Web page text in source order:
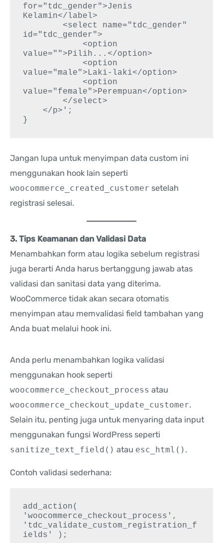
for="tdc_gender">Jenis
Kelamin</label>
id="tdc_gender">
value="">Pilih...</option>
value="male">Laki-laki</option>
value="female">Perempuan</option>
Jangan lupa untuk menyimpan data custom ini
menggunakan hook lain seperti
woocommerce_created_customer setelah
registrasi selesai.
3. Tips Keamanan dan Validasi Data
Menambahkan form atau logika sebelum registrasi
juga berarti Anda harus bertanggung jawab atas
validasi dan sanitasi data yang diterima.
WooCommerce tidak akan secara otomatis
menyimpan atau memvalidasi field tambahan yang
Anda buat melalui hook ini.
Anda perlu menambahkan logika validasi
menggunakan hook seperti
woocommerce_checkout_process atau
woocommerce_checkout_update_customer.
Selain itu, penting juga untuk menyaring data input
menggunakan fungsi WordPress seperti
sanitize_text_field() atau esc_html() .
Contoh validasi sederhana:
add_action(
'woocommerce_checkout_process',
'tdc_validate_custom_registration_f
ields' );